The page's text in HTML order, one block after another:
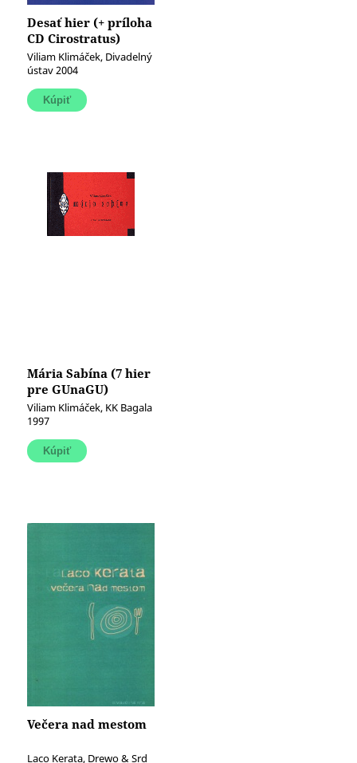
Desať hier (+ príloha
CD Cirostratus)
Viliam Klimáček, Divadelný
ústav 2004
Mária Sabína (7 hier
pre GUnaGU)
Viliam Klimáček, KK Bagala
1997
Večera nad mestom
Laco Kerata, Drewo & Srd